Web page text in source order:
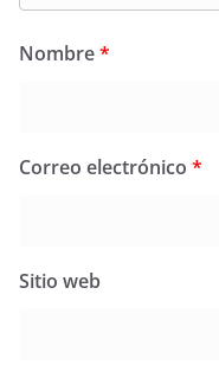
Nombre*
Correo electrónico *
Sitio web